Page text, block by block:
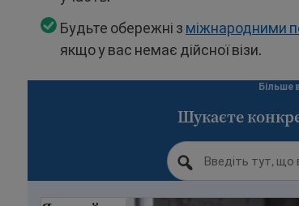
Будьте обережні з міжнародними
якщо у вас немає дійсної візи.
Більше
Шукаєте